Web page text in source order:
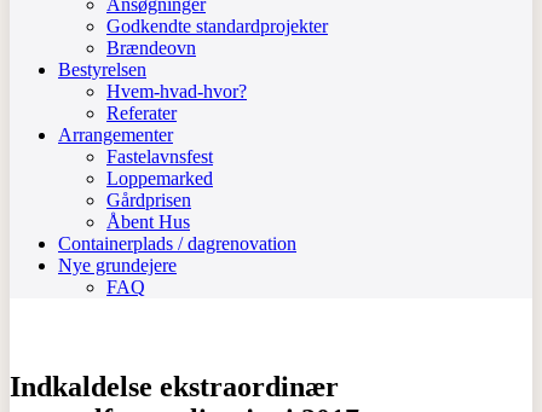
Ansøgninger
Godkendte standardprojekter
Brændeovn
Bestyrelsen
Hvem-hvad-hvor?
Referater
Arrangementer
Fastelavnsfest
Loppemarked
Gårdprisen
Åbent Hus
Containerplads / dagrenovation
Nye grundejere
FAQ
Indkaldelse ekstraordinær